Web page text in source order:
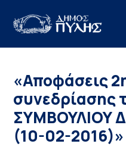
«Αποφάσεις
συνεδρίασης
ΣΥΜΒΟΥΛΙΟΥ
(10-02-2016)»